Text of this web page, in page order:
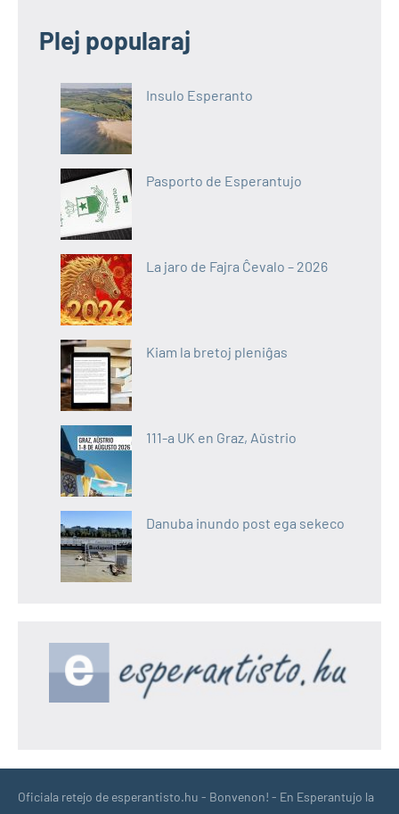
Plej popularaj
Insulo Esperanto
Pasporto de Esperantujo
La jaro de Fajra Ĉevalo – 2026
Kiam la bretoj pleniĝas
111-a UK en Graz, Aŭstrio
Danuba inundo post ega sekeco
Oficiala retejo de esperantisto.hu - Bonvenon! - En Esperantujo la